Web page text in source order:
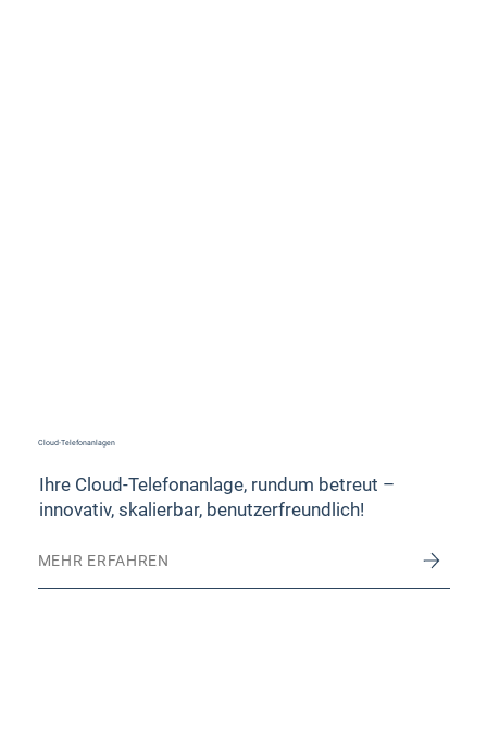
Cloud-Telefonanlagen
Ihre Cloud-Telefonanlage, rundum betreut –
innovativ, skalierbar, benutzerfreundlich!
MEHR ERFAHREN